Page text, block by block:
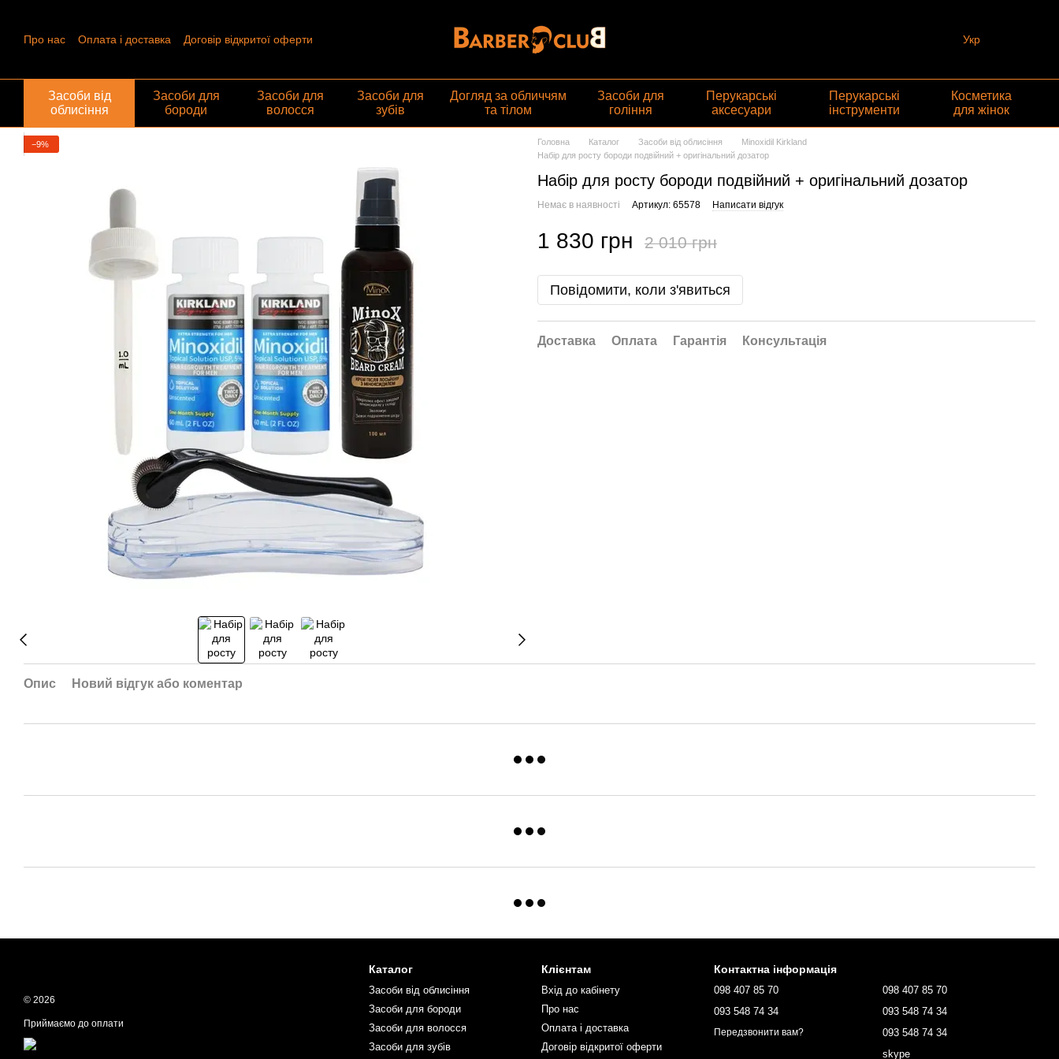
Про нас Оплата і доставка
Договір відкритої оферти
Укр
Засоби від
облисіння
Засоби для
бороди
Засоби для
волосся
Засоби для
зубів
Догляд за обличчям
та тілом
Засоби для
гоління
Перукарські
аксесуари
Перукарські
інструменти
Косметика
для жінок
−9% Головна Каталог Засоби від облисіння
Minoxidil Kirkland
Набір для росту бороди подвійний + оригінальний дозатор
Набір для росту бороди подвійний + оригінальний дозатор
Немає в наявності Артикул: 65578 Написати відгук
1 830 грн 2 010 грн
Повідомити, коли з'явиться
Доставка Оплата Гарантія Консультація
Опис Новий відгук або коментар
© 2026
Приймаємо до оплати
Каталог
Засоби від облисіння
Засоби для бороди
Засоби для волосся
Засоби для зубів
Клієнтам
Вхід до кабінету
Про нас
Оплата і доставка
Договір відкритої оферти
Контактна інформація
098 407 85 70
093 548 74 34
Передзвонити вам?
098 407 85 70
093 548 74 34
093 548 74 34
skype